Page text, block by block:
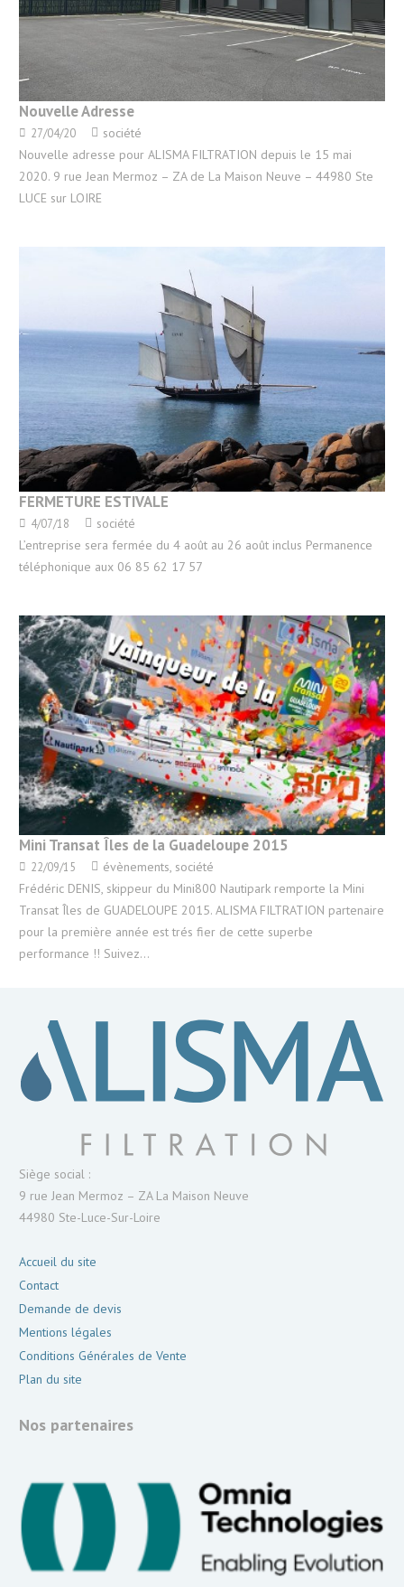
Nouvelle Adresse
27/04/20
société
Nouvelle adresse pour ALISMA FILTRATION depuis le 15 mai
2020. 9 rue Jean Mermoz – ZA de La Maison Neuve – 44980 Ste
LUCE sur LOIRE
FERMETURE ESTIVALE
4/07/18
société
L’entreprise sera fermée du 4 août au 26 août inclus Permanence
téléphonique aux 06 85 62 17 57
Mini Transat Îles de la Guadeloupe 2015
22/09/15 évènements, société
Frédéric DENIS, skippeur du Mini800 Nautipark remporte la Mini
Transat Îles de GUADELOUPE 2015. ALISMA FILTRATION partenaire
pour la première année est trés fier de cette superbe
performance !! Suivez…
Siège social :
9 rue Jean Mermoz – ZA La Maison Neuve
44980 Ste-Luce-Sur-Loire
Accueil du site
Contact
Demande de devis
Mentions légales
Conditions Générales de Vente
Plan du site
Nos partenaires